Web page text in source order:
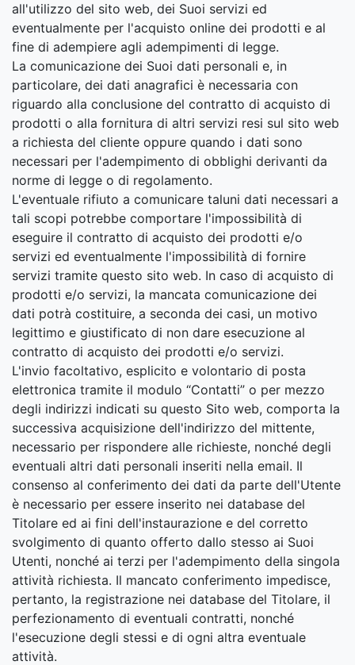
all'utilizzo del sito web, dei Suoi servizi ed
eventualmente per l'acquisto online dei prodotti e al
fine di adempiere agli adempimenti di legge.
La comunicazione dei Suoi dati personali e, in
particolare, dei dati anagrafici è necessaria con
riguardo alla conclusione del contratto di acquisto di
prodotti o alla fornitura di altri servizi resi sul sito web
a richiesta del cliente oppure quando i dati sono
necessari per l'adempimento di obblighi derivanti da
norme di legge o di regolamento.
L'eventuale rifiuto a comunicare taluni dati necessari a
tali scopi potrebbe comportare l'impossibilità di
eseguire il contratto di acquisto dei prodotti e/o
servizi ed eventualmente l'impossibilità di fornire
servizi tramite questo sito web. In caso di acquisto di
prodotti e/o servizi, la mancata comunicazione dei
dati potrà costituire, a seconda dei casi, un motivo
legittimo e giustificato di non dare esecuzione al
contratto di acquisto dei prodotti e/o servizi.
L'invio facoltativo, esplicito e volontario di posta
elettronica tramite il modulo “Contatti” o per mezzo
degli indirizzi indicati su questo Sito web, comporta la
successiva acquisizione dell'indirizzo del mittente,
necessario per rispondere alle richieste, nonché degli
eventuali altri dati personali inseriti nella email. Il
consenso al conferimento dei dati da parte dell'Utente
è necessario per essere inserito nei database del
Titolare ed ai fini dell'instaurazione e del corretto
svolgimento di quanto offerto dallo stesso ai Suoi
Utenti, nonché ai terzi per l'adempimento della singola
attività richiesta. Il mancato conferimento impedisce,
pertanto, la registrazione nei database del Titolare, il
perfezionamento di eventuali contratti, nonché
l'esecuzione degli stessi e di ogni altra eventuale
attività.